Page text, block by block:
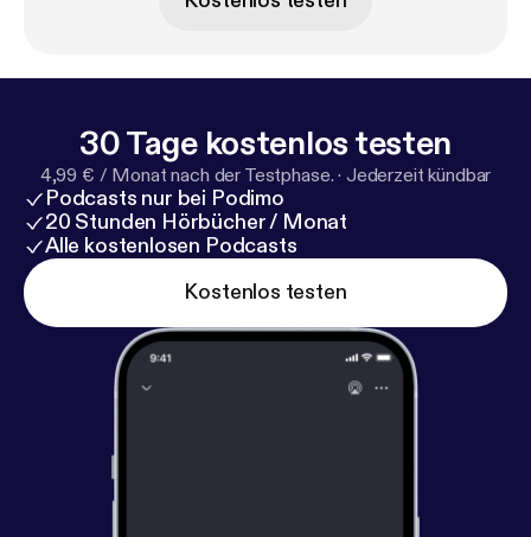
30 Tage kostenlos testen
4,99 € / Monat nach der Testphase. · Jederzeit kündbar
Podcasts nur bei Podimo
20 Stunden Hörbücher / Monat
Alle kostenlosen Podcasts
Kostenlos testen